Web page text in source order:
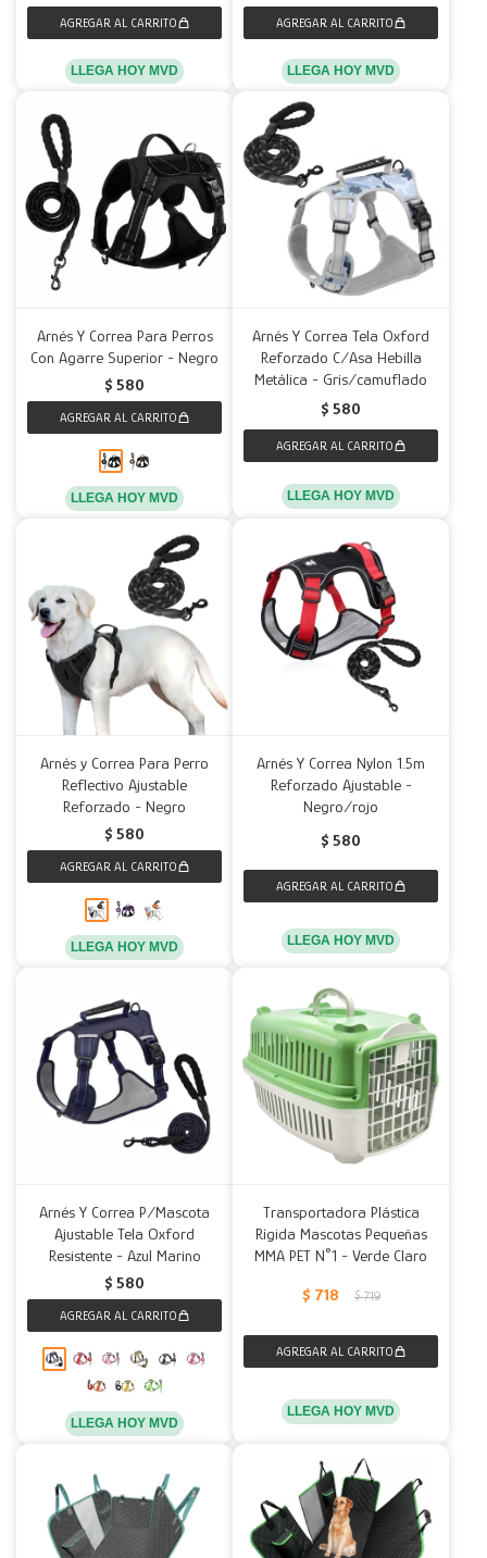
LLEGA HOY MVD LLEGA HOY MVD
Arnés Y Correa Para Perros
Con Agarre Superior - Negro
$ 580
LLEGA HOY MVD
Arnés Y Correa Tela Oxford
Reforzado C/Asa Hebilla
Metálica - Gris/camuflado
$ 580
LLEGA HOY MVD
Arnés y Correa Para Perro
Reflectivo Ajustable
Reforzado - Negro
$ 580
LLEGA HOY MVD
Arnés Y Correa Nylon 1.5m
Reforzado Ajustable -
Negro/rojo
$ 580
LLEGA HOY MVD
Arnés Y Correa P/Mascota
Ajustable Tela Oxford
Resistente - Azul Marino
$ 580
LLEGA HOY MVD
Transportadora Plástica
Rígida Mascotas Pequeñas
MMA PET N°1 - Verde Claro
$ 718 $ 719
LLEGA HOY MVD